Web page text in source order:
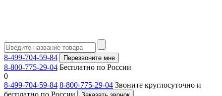
8-499-704-59-84 Перезвоните мне
8-800-775-29-04 Бесплатно по России
0
8-499-704-59-84 8-800-775-29-04 Звоните круглосуточно и
бесплатно по России